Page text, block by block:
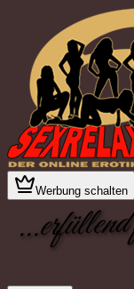
Werbung schalten